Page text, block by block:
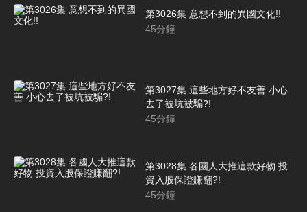
第3026集 意想不到的異國文化!!
45分鐘
第3027集 這些地方好不友善 小心
去了被坑被騙?!
45分鐘
第3028集 各國人大推這款好物 投
資入股保證賺翻?!
45分鐘